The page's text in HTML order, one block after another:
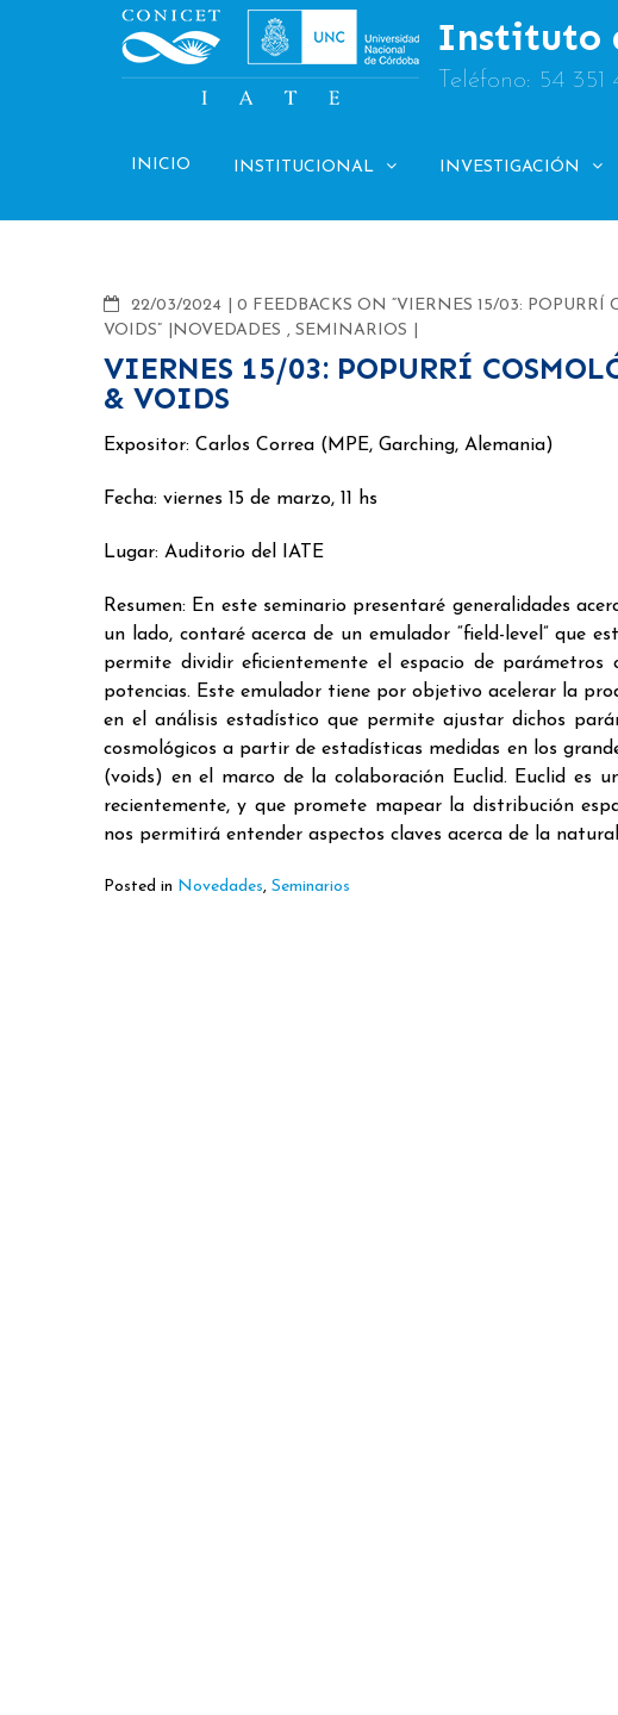
Instituto
Teléfono: 54
INICIO INSTITUCIONAL INVESTIGACIÓN
22/03/2024 COMMENTS
0 FEEDBACKS ON “VIERNES 15/03:
VOIDS”
NOVEDADES , SEMINARIOS
VIERNES 15/03: POPURRÍ
& VOIDS
Expositor: Carlos Correa (MPE, Garching, Alemania)
Fecha: viernes 15 de marzo, 11 hs
Lugar: Auditorio del IATE
Resumen: En este seminario presentaré generalidades
un lado, contaré acerca de un emulador “field-level” que
permite dividir eficientemente el espacio de
potencias. Este emulador tiene por objetivo acelerar la
en el análisis estadístico que permite ajustar dichos
cosmológicos a partir de estadísticas medidas en los
(voids) en el marco de la colaboración Euclid. Euclid es
recientemente, y que promete mapear la distribución
nos permitirá entender aspectos claves acerca de la
Posted in Novedades, Seminarios